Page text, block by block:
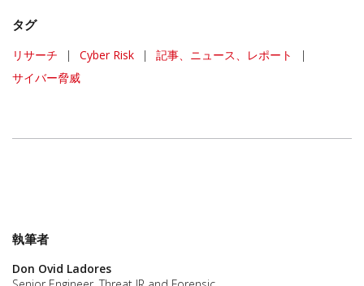
タグ
リサーチ | Cyber Risk | 記事、ニュース、レポート
|
サイバー脅威
執筆者
Don Ovid Ladores